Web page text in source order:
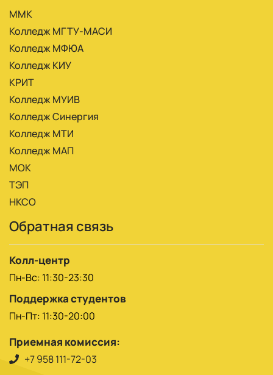
ММК
Колледж МГТУ-МАСИ
Колледж МФЮА
Колледж КИУ
КРИТ
Колледж МУИВ
Колледж Синергия
Колледж МТИ
Колледж МАП
МОК
ТЭП
НКСО
Обратная связь
Колл-центр
Пн-Вс: 11:30-23:30
Поддержка студентов
Пн-Пт: 11:30-20:00
Приемная комиссия:
+7 958 111-72-03